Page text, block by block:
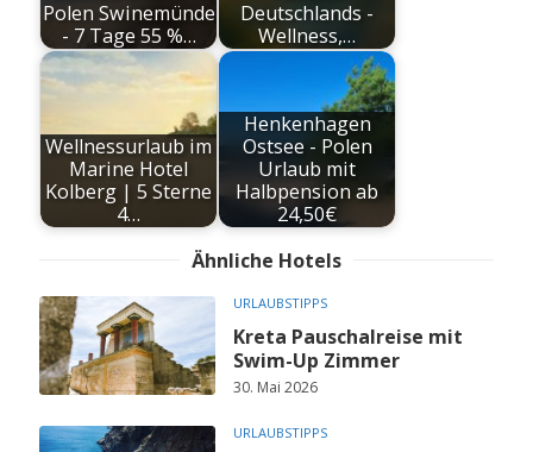
Polen Swinemünde
- 7 Tage 55 %…
Deutschlands -
Wellness,…
Wellnessurlaub im
Marine Hotel
Kolberg | 5 Sterne
4…
Henkenhagen
Ostsee - Polen
Urlaub mit
Halbpension ab
24,50€
Ähnliche Hotels
URLAUBSTIPPS
Kreta Pauschalreise mit
Swim-Up Zimmer
30. Mai 2026
URLAUBSTIPPS